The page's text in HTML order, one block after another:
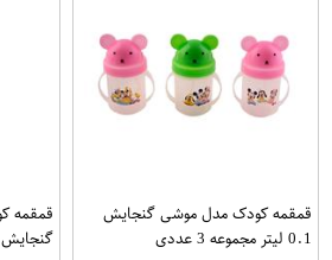
قمقمه کودک مدل موشی گنجایش
0.1 لیتر مجموعه 3 عددی
گنجایش 350 میلی لیتر